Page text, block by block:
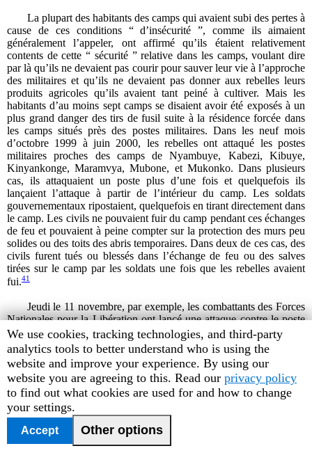
La plupart des habitants des camps qui avaient subi des pertes à
cause de ces conditions “ d’insécurité ”, comme ils aimaient
généralement l’appeler, ont affirmé qu’ils étaient relativement
contents de cette “ sécurité ” relative dans les camps, voulant dire
par là qu’ils ne devaient pas courir pour sauver leur vie à l’approche
des militaires et qu’ils ne devaient pas donner aux rebelles leurs
produits agricoles qu’ils avaient tant peiné à cultiver. Mais les
habitants d’au moins sept camps se disaient avoir été exposés à un
plus grand danger des tirs de fusil suite à la résidence forcée dans
les camps situés près des postes militaires. Dans les neuf mois
d’octobre 1999 à juin 2000, les rebelles ont attaqué les postes
militaires proches des camps de Nyambuye, Kabezi, Kibuye,
Kinyankonge, Maramvya, Mubone, et Mukonko. Dans plusieurs
cas, ils attaquaient un poste plus d’une fois et quelquefois ils
lançaient l’attaque à partir de l’intérieur du camp. Les soldats
gouvernementaux ripostaient, quelquefois en tirant directement dans
le camp. Les civils ne pouvaient fuir du camp pendant ces échanges
de feu et pouvaient à peine compter sur la protection des murs peu
solides ou des toits des abris temporaires. Dans deux de ces cas, des
civils furent tués ou blessés dans l’échange de feu ou des salves
tirées sur le camp par les soldats une fois que les rebelles avaient
fui.41
Jeudi le 11 novembre, par exemple, les combattants des Forces
Nationales pour la Libération ont lancé une attaque contre le poste
militaire proche du camp de Nyambuye. Ils arrivèrent vers 3 heures
du matin, en chantant des chansons religieuses comme quoi ils
étaient les “ ingabo z’umwami ”, c’est-à-dire “ armée du Roi ” ou
“ ingabo za Yesu ”, c’est-à-dire “ armée de Jésus ”. Une femme jeta
un regard en dehors de son abri et vit des hommes armés en
uniforme tirer sur le post militaire à partir du camp et aussi à partir
d’une colline avoisinante. L’attaque se termina juste après l’aube.
Une grand-mère et un enfant furent blessés par des balles perdues.
Les combattants des Forces Nationales pour la Libération
Human
Rights
Watch
cookie
preferences
We use cookies, tracking technologies, and third-party
analytics tools to better understand who is using the
website and improve your experience. By using our
website you are agreeing to this. Read our privacy policy
to find out what cookies are used for and how to change
your settings.
Accept Other options